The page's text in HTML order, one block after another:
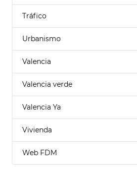
Tráfico
Urbanismo
Valencia
Valencia verde
Valencia Ya
Vivienda
Web FDM